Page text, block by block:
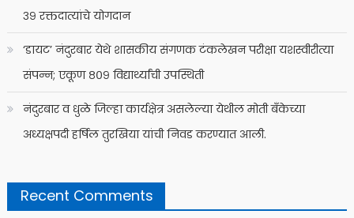
३९ रक्तदात्यांचे योगदान
‘डायट’ नंदुरबार येथे शासकीय संगणक टंकलेखन परीक्षा यशस्वीरीत्या
संपन्न; एकूण ८०९ विद्यार्थ्यांची उपस्थिती
नंदुरबार व धुळे जिल्हा कार्यक्षेत्र असलेल्या येथील मोती बँकेच्या
अध्यक्षपदी हर्षिल तुरखिया यांची निवड करण्यात आली.
Recent Comments